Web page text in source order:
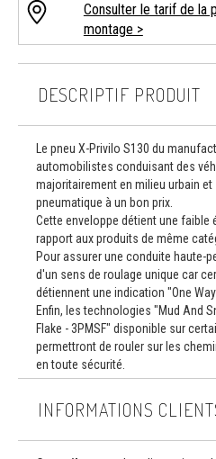
Consulter le tarif de la
montage >
DESCRIPTIF PRODUIT
Le pneu X-Privilo S130 du
automobilistes conduisant des
majoritairement en milieu urbain
pneumatique à un bon prix.
Cette enveloppe détient une faible
rapport aux produits de même
Pour assurer une conduite haute-
d'un sens de roulage unique car
détiennent une indication "One
Enfin, les technologies "Mud And
Flake - 3PMSF" disponible sur
permettront de rouler sur les
en toute sécurité.
INFORMATIONS